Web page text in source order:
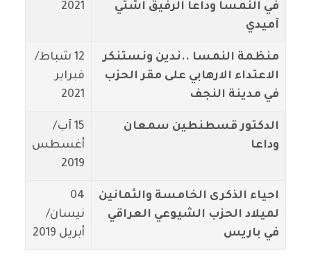
في النمسا وداعا الرفيق آشتي
آميدي
2021
منظمة النمسا ..ندين ونستنكر
الاعتداء الارهابي على مقر الحزب
في مدينة النجف
12 شباط/
فبراير
2021
الدكتور قسطنطين سمعان
وداعا
15 آب/
أغسطس
2019
احياء الذكرى الخامسة والثمانين
لميلاد الحزب الشيوعي العراقي
في باريس
04
نيسان/
أبريل 2019